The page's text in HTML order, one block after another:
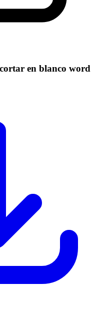
en blanco word